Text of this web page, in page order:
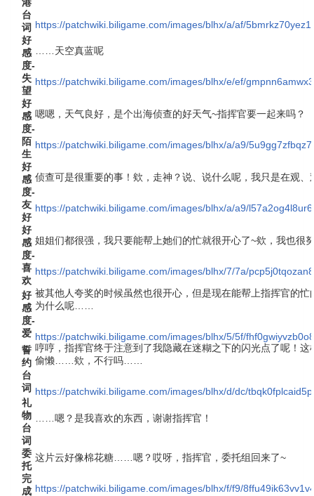
台
词 https://patchwiki.biligame.com/images/blhx/a/af/
好
感
度-
失
望
……天空真蓝呢
https://patchwiki.biligame.com/images/blhx/e/ef/
好
感
度-
陌
生
嗯嗯，天气良好，是个出海侦查的好天气~指挥官要一起来吗？
https://patchwiki.biligame.com/images/blhx/a/a9/
好
感
度-
友
好
侦查可是很重要的事！欸，走神？说、说什么呢，我只是在观、
https://patchwiki.biligame.com/images/blhx/a/a9/
好
感
度-
喜
欢
姐姐们都很强，我只要能帮上她们的忙就很开心了~欸，我也很
https://patchwiki.biligame.com/images/blhx/7/7a/
好
感
度-
爱
被其他人夸奖的时候虽然也很开心，但是现在能帮上指挥官的
为什么呢……
https://patchwiki.biligame.com/images/blhx/5/5f/
誓
约
台
词
哼哼，指挥官终于注意到了我隐藏在迷糊之下的闪光点了呢！
偷懒……欸，不行吗……
https://patchwiki.biligame.com/images/blhx/d/dc/
礼
物
台
词
……嗯？是我喜欢的东西，谢谢指挥官！
委
托
完
成
这片云好像棉花糖……嗯？哎呀，指挥官，委托组回来了~
https://patchwiki.biligame.com/images/blhx/f/f9/